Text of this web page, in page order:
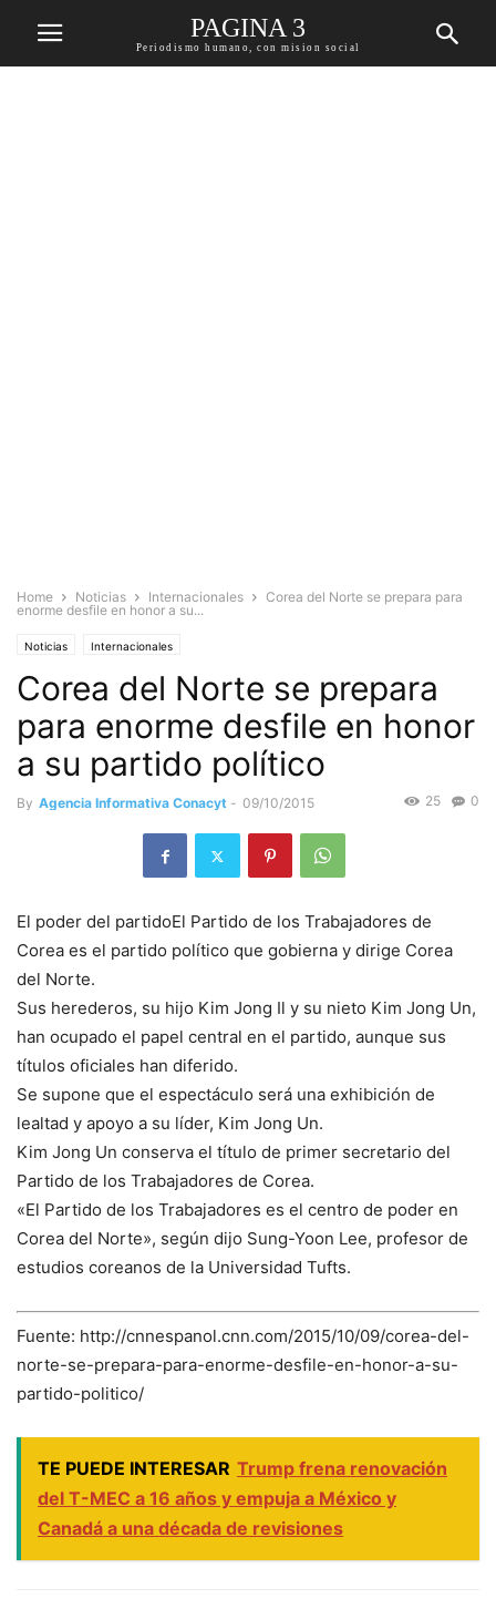
PAGINA 3
Periodismo humano, con mision social
Home Noticias Internacionales
Corea del Norte se prepara para
enorme desfile en honor a su...
Noticias Internacionales
Corea del Norte se prepara
para enorme desfile en honor
a su partido político
By Agencia Informativa Conacyt - 09/10/2015 0
25
El poder del partidoEl Partido de los Trabajadores de
Corea es el partido político que gobierna y dirige Corea
del Norte.
Sus herederos, su hijo Kim Jong Il y su nieto Kim Jong Un,
han ocupado el papel central en el partido, aunque sus
títulos oficiales han diferido.
Se supone que el espectáculo será una exhibición de
lealtad y apoyo a su líder, Kim Jong Un.
Kim Jong Un conserva el título de primer secretario del
Partido de los Trabajadores de Corea.
«El Partido de los Trabajadores es el centro de poder en
Corea del Norte», según dijo Sung-Yoon Lee, profesor de
estudios coreanos de la Universidad Tufts.
Fuente: http://cnnespanol.cnn.com/2015/10/09/corea-del-
norte-se-prepara-para-enorme-desfile-en-honor-a-su-
partido-politico/
TE PUEDE INTERESAR Trump frena renovación
del T-MEC a 16 años y empuja a México y
Canadá a una década de revisiones